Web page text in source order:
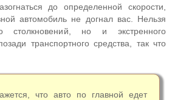
до определенной скорости,
автомобиль не догнал вас. Нельзя
столкновений, но и экстренного
транспортного средства, так что
что авто по главной едет